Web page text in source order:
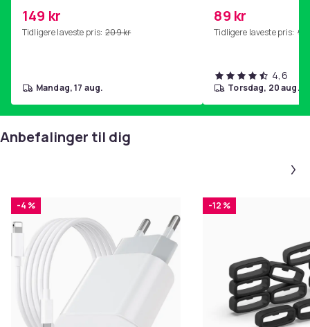
hjemmegymnastikk Purple
149 kr
Tidligere laveste pris: 209 kr
mandag, 17 aug.
89 kr
Tidligere laveste pris: 99
4,6
torsdag, 20 aug.
Anbefalinger til dig
-4 % -12 %